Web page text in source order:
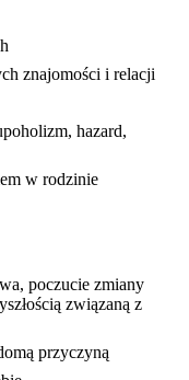
znajomości i relacji
hazard,
w rodzinie
poczucie zmiany
związaną z
przyczyną